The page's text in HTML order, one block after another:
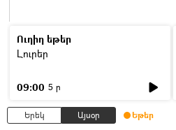
Ուղիղ եթեր
Լուրեր
09:00 5 ր
Երեկ Այսօր Եթեր